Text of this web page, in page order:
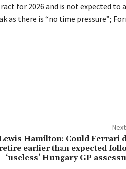
for 2026 and is not expected to
as there is “no time pressure”;
Hamilton: Could Ferrari
earlier than expected
‘useless’ Hungary GP